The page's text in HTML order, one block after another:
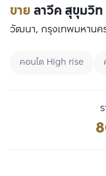
ขายลาวีค สุขุมวิท
วัฒนา, กรุงเทพมหานค
คอนโด High rise